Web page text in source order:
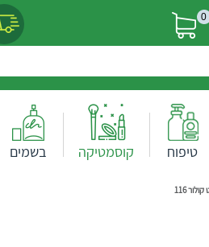
0
טיפוח קוסמטיקה בשמים
116